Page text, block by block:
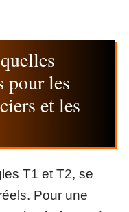
pour les
et les
T1 et T2, se
Pour une